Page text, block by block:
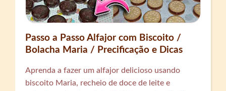
Passo a Passo Alfajor com Biscoito /
Bolacha Maria / Precificação e Dicas
Aprenda a fazer um alfajor delicioso usando
biscoito Maria, recheio de doce de leite e